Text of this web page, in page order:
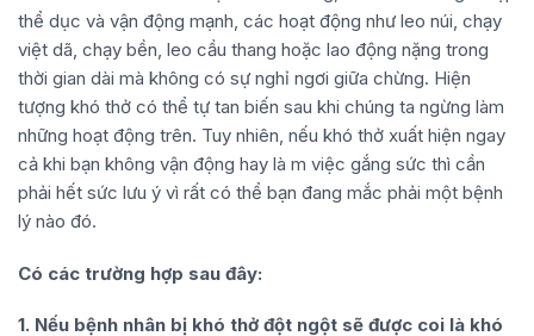
thể dục và vận động mạnh, các hoạt động như leo núi, chạy
việt dã, chạy bền, leo cầu thang hoặc lao động nặng trong
thời gian dài mà không có sự nghỉ ngơi giữa chừng. Hiện
tượng khó thở có thể tự tan biến sau khi chúng ta ngừng làm
những hoạt động trên. Tuy nhiên, nếu khó thở xuất hiện ngay
cả khi bạn không vận động hay là m việc gắng sức thì cần
phải hết sức lưu ý vì rất có thể bạn đang mắc phải một bệnh
lý nào đó.
Có các trường hợp sau đây:
1. Nếu bệnh nhân bị khó thở đột ngột sẽ được coi là khó